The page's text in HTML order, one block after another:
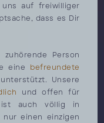
auf freiwilliger
dass es Dir
Person
eine befreundete
Unsere
und offen für
ist auch völlig in
einen einzigen